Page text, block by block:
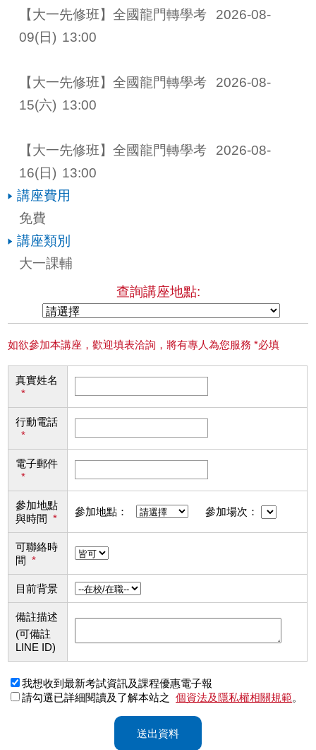
【大一先修班】全國龍門轉學考
2026-08-
09(日) 13:00
【大一先修班】全國龍門轉學考
2026-08-
15(六) 13:00
【大一先修班】全國龍門轉學考
2026-08-
16(日) 13:00
講座費用
免費
講座類別
大一課輔
查詢講座地點:
如欲參加本講座，歡迎填表洽詢，將有專人為您服務 *必填
真實姓名
*
行動電話
*
電子郵件
*
參加地點
與時間 *
參加地點： 參加場次：
可聯絡時
間 *
目前背景
備註描述
(可備註
LINE ID)
我想收到最新考試資訊及課程優惠電子報
請勾選已詳細閱讀及了解本站之
個資法及隱私權相關規範。
送出資料